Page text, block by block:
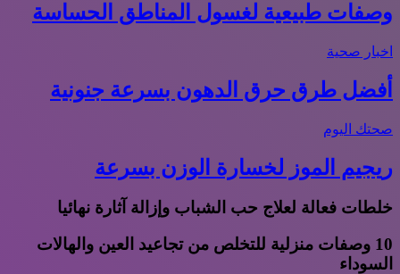
وصفات طبيعية لغسول المناطق الحساسة
اخبار صحية
أفضل طرق حرق الدهون بسرعة جنونية
صحتك اليوم
ريجيم الموز لخسارة الوزن بسرعة
خلطات فعالة لعلاج حب الشباب وإزالة آثارة نهائيا
10 وصفات منزلية للتخلص من تجاعيد العين والهالات
السوداء